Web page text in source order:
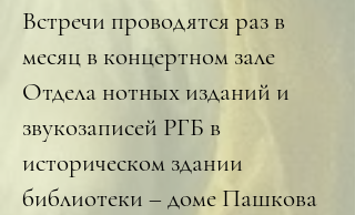
Встречи проводятся раз в
месяц в концертном зале
Отдела нотных изданий и
звукозаписей РГБ в
историческом здании
библиотеки – доме Пашкова